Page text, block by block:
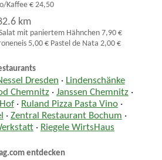
Kaffee € 24,50
km
mit paniertem Hähnchen 7,90 €
5,00 € Pastel de Nata 2,00 €
Dresden · Lindenschänke
Chemnitz· Janssen Chemnitz·
· Ruland Pizza Pasta Vino·
· Zentral Restaurant Bochum ·
· Riegele WirtsHaus
entdecken